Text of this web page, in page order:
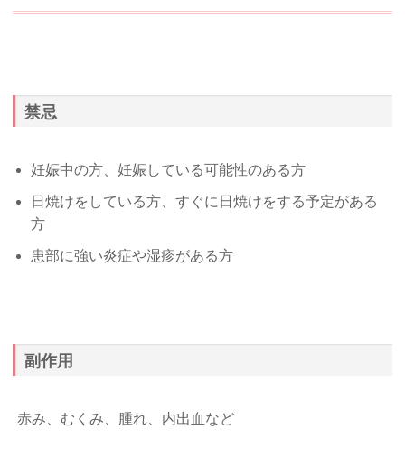
禁忌
妊娠中の方、妊娠している可能性のある方
日焼けをしている方、すぐに日焼けをする予定がある
方
患部に強い炎症や湿疹がある方
副作用
赤み、むくみ、腫れ、内出血など